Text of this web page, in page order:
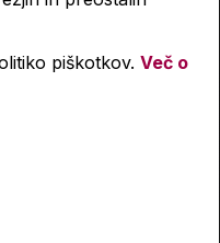
piškotkov. Več o